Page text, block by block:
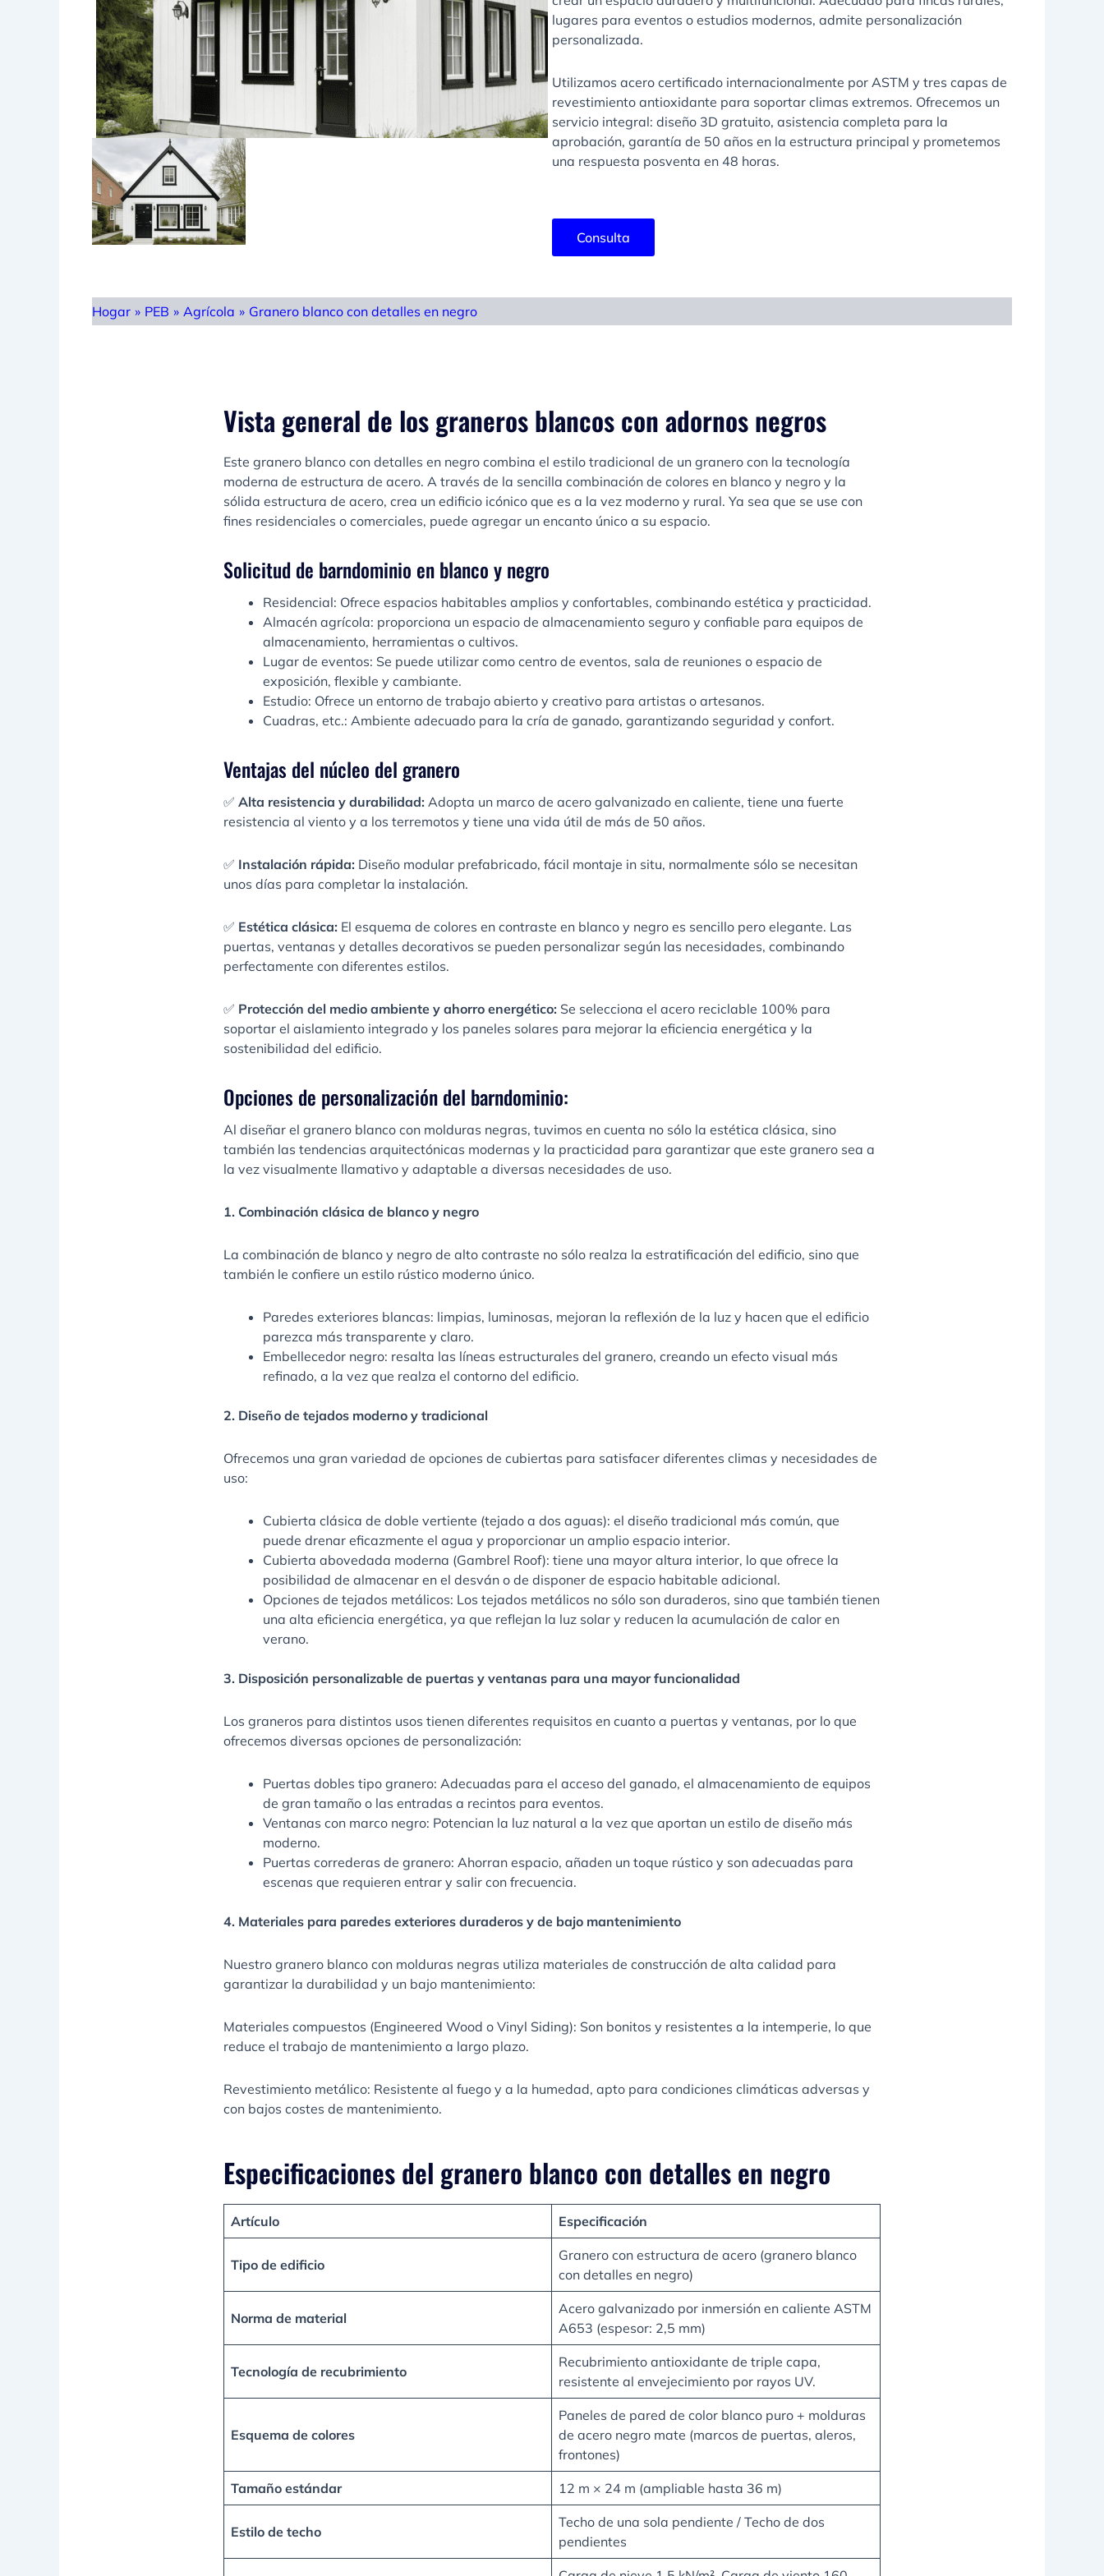
lugares para eventos o estudios modernos, admite personalización
personalizada.
Utilizamos acero certificado internacionalmente por ASTM y tres capas de
revestimiento antioxidante para soportar climas extremos. Ofrecemos un
servicio integral: diseño 3D gratuito, asistencia completa para la
aprobación, garantía de 50 años en la estructura principal y prometemos
una respuesta posventa en 48 horas.
Consulta
Hogar » PEB » Agrícola » Granero blanco con detalles en negro
Vista general de los graneros blancos con adornos negros
Este granero blanco con detalles en negro combina el estilo tradicional de un granero con la tecnología
moderna de estructura de acero. A través de la sencilla combinación de colores en blanco y negro y la
sólida estructura de acero, crea un edificio icónico que es a la vez moderno y rural. Ya sea que se use con
fines residenciales o comerciales, puede agregar un encanto único a su espacio.
Solicitud de barndominio en blanco y negro
Residencial: Ofrece espacios habitables amplios y confortables, combinando estética y practicidad.
Almacén agrícola: proporciona un espacio de almacenamiento seguro y confiable para equipos de
almacenamiento, herramientas o cultivos.
Lugar de eventos: Se puede utilizar como centro de eventos, sala de reuniones o espacio de
exposición, flexible y cambiante.
Estudio: Ofrece un entorno de trabajo abierto y creativo para artistas o artesanos.
Cuadras, etc.: Ambiente adecuado para la cría de ganado, garantizando seguridad y confort.
Ventajas del núcleo del granero
✅ Alta resistencia y durabilidad: Adopta un marco de acero galvanizado en caliente, tiene una fuerte
resistencia al viento y a los terremotos y tiene una vida útil de más de 50 años.
✅ Instalación rápida: Diseño modular prefabricado, fácil montaje in situ, normalmente sólo se necesitan
unos días para completar la instalación.
✅ Estética clásica: El esquema de colores en contraste en blanco y negro es sencillo pero elegante. Las
puertas, ventanas y detalles decorativos se pueden personalizar según las necesidades, combinando
perfectamente con diferentes estilos.
✅ Protección del medio ambiente y ahorro energético: Se selecciona el acero reciclable 100% para
soportar el aislamiento integrado y los paneles solares para mejorar la eficiencia energética y la
sostenibilidad del edificio.
Opciones de personalización del barndominio:
Al diseñar el granero blanco con molduras negras, tuvimos en cuenta no sólo la estética clásica, sino
también las tendencias arquitectónicas modernas y la practicidad para garantizar que este granero sea a
la vez visualmente llamativo y adaptable a diversas necesidades de uso.
1. Combinación clásica de blanco y negro
La combinación de blanco y negro de alto contraste no sólo realza la estratificación del edificio, sino que
también le confiere un estilo rústico moderno único.
Paredes exteriores blancas: limpias, luminosas, mejoran la reflexión de la luz y hacen que el edificio
parezca más transparente y claro.
Embellecedor negro: resalta las líneas estructurales del granero, creando un efecto visual más
refinado, a la vez que realza el contorno del edificio.
2. Diseño de tejados moderno y tradicional
Ofrecemos una gran variedad de opciones de cubiertas para satisfacer diferentes climas y necesidades de
uso:
Cubierta clásica de doble vertiente (tejado a dos aguas): el diseño tradicional más común, que
puede drenar eficazmente el agua y proporcionar un amplio espacio interior.
Cubierta abovedada moderna (Gambrel Roof): tiene una mayor altura interior, lo que ofrece la
posibilidad de almacenar en el desván o de disponer de espacio habitable adicional.
Opciones de tejados metálicos: Los tejados metálicos no sólo son duraderos, sino que también tienen
una alta eficiencia energética, ya que reflejan la luz solar y reducen la acumulación de calor en
verano.
3. Disposición personalizable de puertas y ventanas para una mayor funcionalidad
Los graneros para distintos usos tienen diferentes requisitos en cuanto a puertas y ventanas, por lo que
ofrecemos diversas opciones de personalización:
Puertas dobles tipo granero: Adecuadas para el acceso del ganado, el almacenamiento de equipos
de gran tamaño o las entradas a recintos para eventos.
Ventanas con marco negro: Potencian la luz natural a la vez que aportan un estilo de diseño más
moderno.
Puertas correderas de granero: Ahorran espacio, añaden un toque rústico y son adecuadas para
escenas que requieren entrar y salir con frecuencia.
4. Materiales para paredes exteriores duraderos y de bajo mantenimiento
Nuestro granero blanco con molduras negras utiliza materiales de construcción de alta calidad para
garantizar la durabilidad y un bajo mantenimiento:
Materiales compuestos (Engineered Wood o Vinyl Siding): Son bonitos y resistentes a la intemperie, lo que
reduce el trabajo de mantenimiento a largo plazo.
Revestimiento metálico: Resistente al fuego y a la humedad, apto para condiciones climáticas adversas y
con bajos costes de mantenimiento.
Especificaciones del granero blanco con detalles en negro
Artículo Especificación
Tipo de edificio
Granero con estructura de acero (granero blanco
con detalles en negro)
Norma de material
Acero galvanizado por inmersión en caliente ASTM
A653 (espesor: 2,5 mm)
Tecnología de recubrimiento
Recubrimiento antioxidante de triple capa,
resistente al envejecimiento por rayos UV.
Esquema de colores
Paneles de pared de color blanco puro + molduras
de acero negro mate (marcos de puertas, aleros,
frontones)
Tamaño estándar 12 m × 24 m (ampliable hasta 36 m)
Estilo de techo
Techo de una sola pendiente / Techo de dos
pendientes